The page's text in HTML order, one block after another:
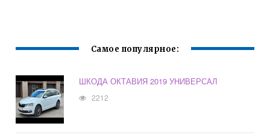
Самое популярное:
ШКОДА ОКТАВИЯ 2019 УНИВЕРСАЛ
2212